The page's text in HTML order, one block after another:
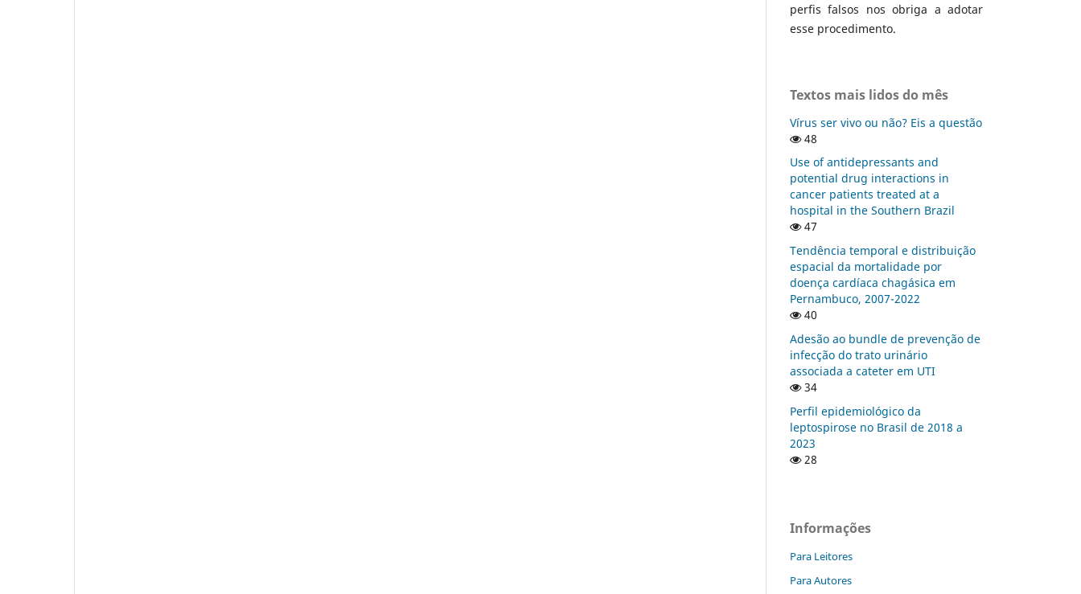
perfis falsos nos obriga a adotar
esse procedimento.
Textos mais lidos do mês
Vírus ser vivo ou não? Eis a questão
48
Use of antidepressants and
potential drug interactions in
cancer patients treated at a
hospital in the Southern Brazil
47
Tendência temporal e distribuição
espacial da mortalidade por
doença cardíaca chagásica em
Pernambuco, 2007-2022
40
Adesão ao bundle de prevenção de
infecção do trato urinário
associada a cateter em UTI
34
Perfil epidemiológico da
leptospirose no Brasil de 2018 a
2023
28
Informações
Para Leitores
Para Autores